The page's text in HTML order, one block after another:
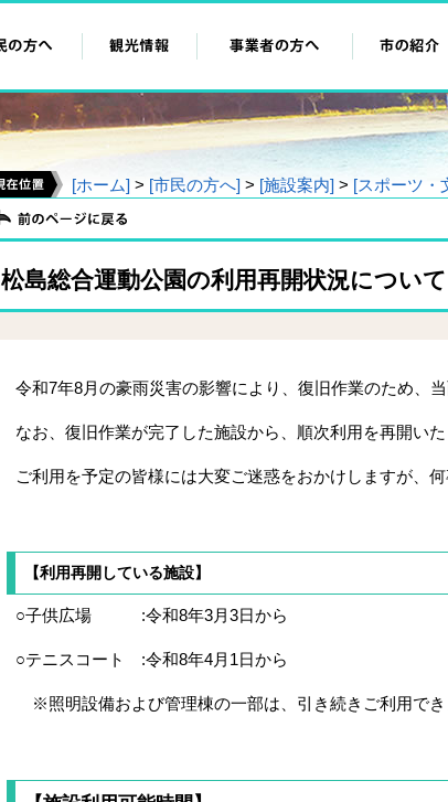
[ホーム] > [市民の方へ] > [施設案内] > [スポーツ・
松島総合運動公園の利用再開状況について
令和7年8月の豪雨災害の影響により、復旧作業のため、
なお、復旧作業が完了した施設から、順次利用を再開いた
ご利用を予定の皆様には大変ご迷惑をおかけしますが、
【利用再開している施設】
○子供広場 :令和8年3月3日から
○テニスコート :令和8年4月1日から
※照明設備および管理棟の一部は、引き続きご利用でき